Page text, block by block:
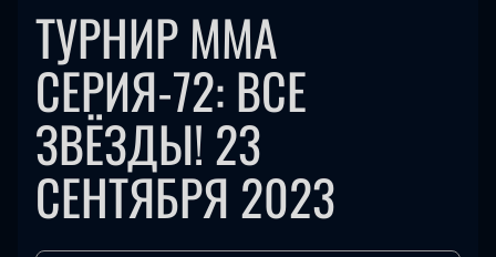
ТУРНИР ММА
СЕРИЯ-72: ВСЕ
ЗВЁЗДЫ! 23
СЕНТЯБРЯ 2023